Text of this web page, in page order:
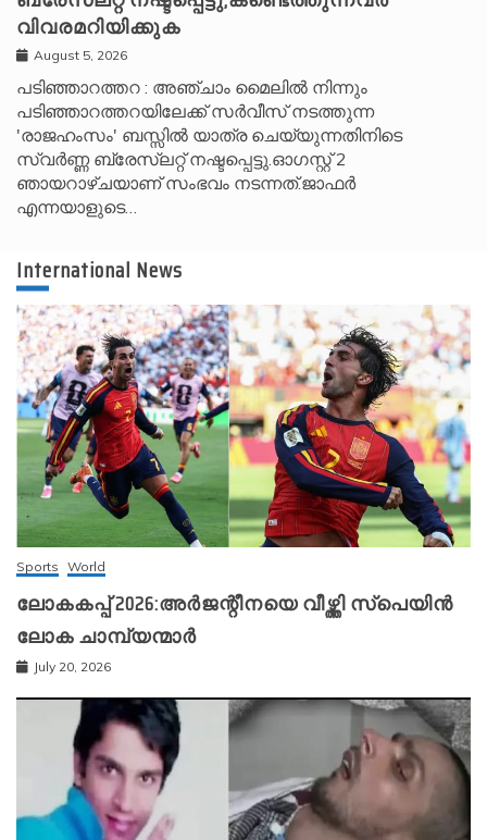
വിവരമറിയിക്കുക
August 5, 2026
പടിഞ്ഞാറത്തറ : അഞ്ചാം മൈലിൽ നിന്നും
പടിഞ്ഞാറത്തറയിലേക്ക് സർവീസ് നടത്തുന്ന
'രാജഹംസം' ബസ്സിൽ യാത്ര ചെയ്യുന്നതിനിടെ
സ്വർണ്ണ ബ്രേസ്‌ലറ്റ് നഷ്ടപ്പെട്ടു.ഓഗസ്റ്റ് 2
ഞായറാഴ്ചയാണ് സംഭവം നടന്നത്.ജാഫർ
എന്നയാളുടെ…
International News
Sports World
ലോകകപ്പ് 2026:അർജന്റീനയെ വീഴ്ത്തി സ്‌പെയിൻ
ലോക ചാമ്പ്യന്മാർ
July 20, 2026